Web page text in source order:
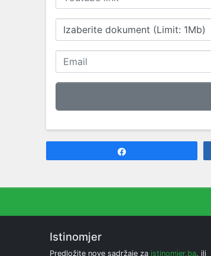
Izaberite dokument (Limit: 1Mb)
Istinomjer
Predložite nove sadržaje za istinomjer.ba, ili